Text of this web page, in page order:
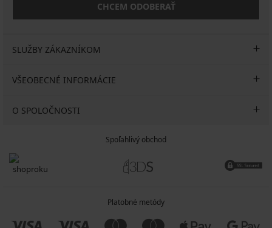
CHCEM ODOBERAŤ
SLUŽBY ZÁKAZNÍKOM
VŠEOBECNÉ INFORMÁCIE
O SPOLOČNOSTI
Spoľahlivý obchod
Platobné metódy